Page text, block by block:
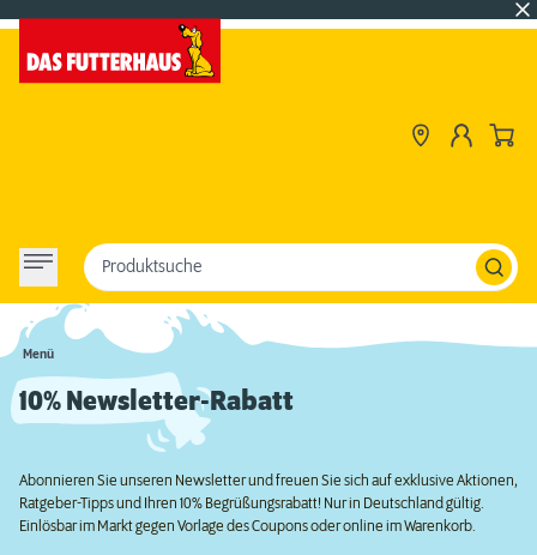
Menü
Produktsuche
10% Newsletter-Rabatt
Abonnieren Sie unseren Newsletter und freuen Sie sich auf exklusive Aktionen,
Ratgeber-Tipps und Ihren 10% Begrüßungsrabatt! Nur in Deutschland gültig.
Einlösbar im Markt gegen Vorlage des Coupons oder online im Warenkorb.